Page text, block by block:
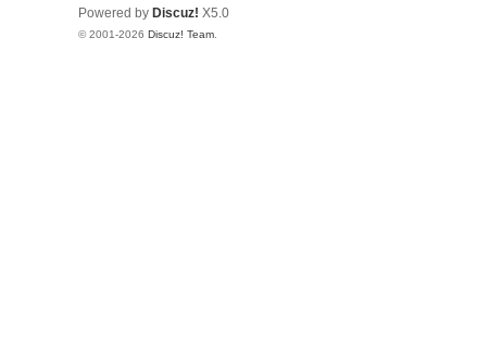
Powered by Discuz! X5.0
© 2001-2026 Discuz! Team